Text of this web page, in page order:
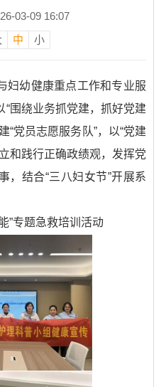
03-09 16:07
中 小
妇幼健康重点工作和专业服
围绕业务抓党建，抓好党建
“党员志愿服务队”，以“党建
和践行正确政绩观，发挥党
，结合“三八妇女节”开展系
”专题急救培训活动